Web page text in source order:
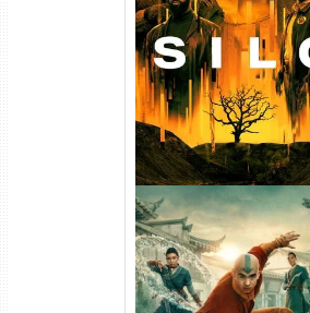
Silo 1ª Temporada
(2023) WEB-DL
720p/1080p/4K Dual